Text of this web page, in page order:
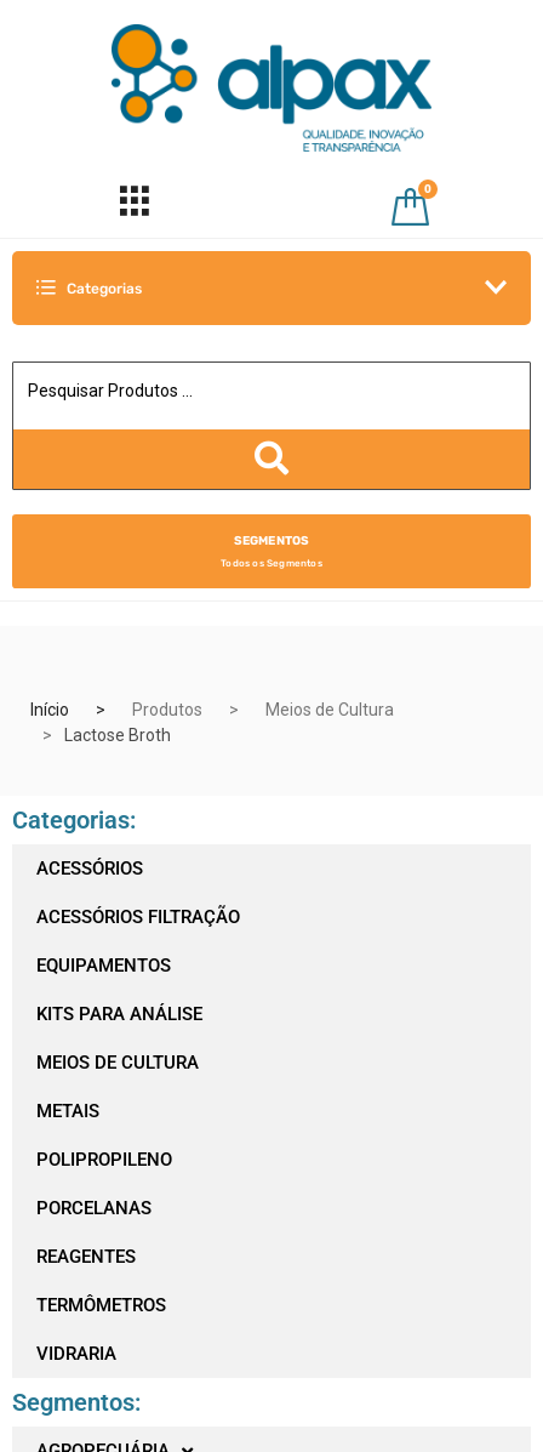
0
Categorias
SEGMENTOS
Todos os Segmentos
Início Produtos
Meios de Cultura
Lactose Broth
Categorias:
ACESSÓRIOS
ACESSÓRIOS FILTRAÇÃO
EQUIPAMENTOS
KITS PARA ANÁLISE
MEIOS DE CULTURA
METAIS
POLIPROPILENO
PORCELANAS
REAGENTES
TERMÔMETROS
VIDRARIA
Segmentos: